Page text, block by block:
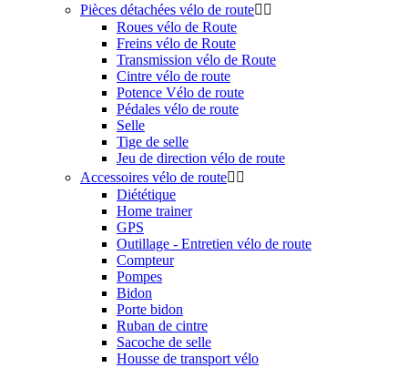
Pièces détachées vélo de route 
Roues vélo de Route
Freins vélo de Route
Transmission vélo de Route
Cintre vélo de route
Potence Vélo de route
Pédales vélo de route
Selle
Tige de selle
Jeu de direction vélo de route
Accessoires vélo de route 
Diététique
Home trainer
GPS
Outillage - Entretien vélo de route
Compteur
Pompes
Bidon
Porte bidon
Ruban de cintre
Sacoche de selle
Housse de transport vélo